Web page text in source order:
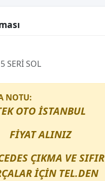
SERİ SOL
NOTU:
OTO İSTANBUL
FİYAT ALINIZ
ÇIKMA VE SIFIR
İÇİN TEL.DEN